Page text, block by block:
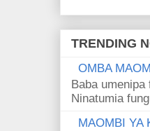
TRENDING
OMBA
Baba
Ninatumia
MAOMBI YA